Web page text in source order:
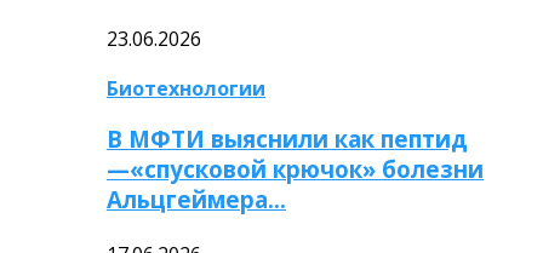
23.06.2026
Биотехнологии
В МФТИ выяснили как пептид
—«спусковой крючок» болезни
Альцгеймера…